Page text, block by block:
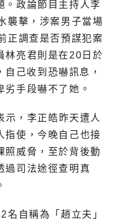
。政論節目主持人李
襲擊，涉案男子當場
正調查是否預謀犯案
林亮君則是在20日於
己收到恐嚇訊息，
手段嚇不了她。
，李正皓昨天遭人
指使，今晚自己也接
照威脅，至於背後動
過司法途徑查明真
名自稱為「趙立夫」